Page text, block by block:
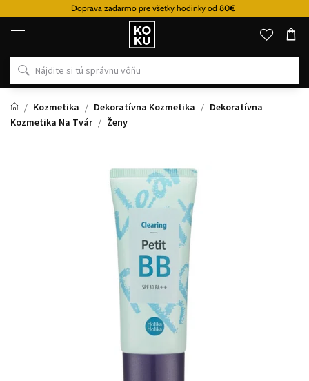
Doprava zadarmo pre všetky hodinky od 80€
Originálne
parfémy
hodinky
na
mieste
Kozmetika
Dekoratívna Kozmetika
Dekoratívna
Kozmetika Na Tvár
Ženy